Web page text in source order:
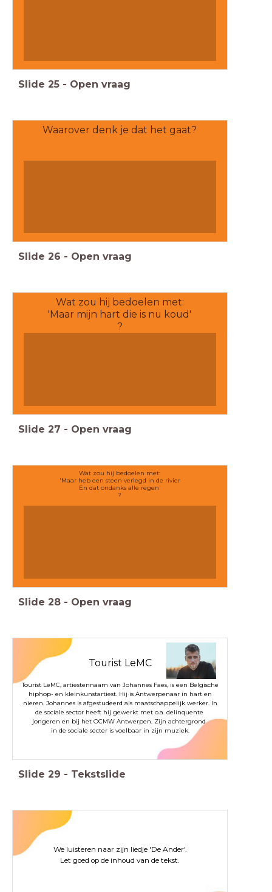
Slide 25 - Open vraag
Waarover denk je dat het gaat?
Slide 26 - Open vraag
Wat zou hij bedoelen met:
'Maar mijn hart die is nu koud'
?
Slide 27 - Open vraag
Wat zou hij bedoelen met:
'Maar heb een steen verlegd in de rivier
En dat ondanks alle regen'
?
Slide 28 - Open vraag
Tourist LeMC
Tourist LeMC, artiestennaam van Johannes Faes, is een Belgische
hiphop- en kleinkunstartiest. Hij is Antwerpenaar in hart en
nieren. Johannes is afgestudeerd als maatschappelijk werker. In
de sociale sector heeft hij gewerkt met o.a. delinquente
jongeren en bij het OCMW Antwerpen. Zijn achtergrond
in de sociale secter is voelbaar in zijn muziek.
Slide 29 - Tekstslide
We luisteren naar zijn liedje 'De Ander'.
Let goed op de inhoud van de tekst.